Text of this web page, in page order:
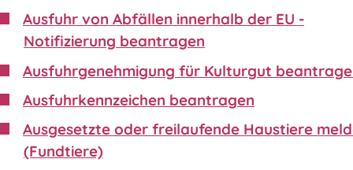
Ausfuhr von Abfällen innerhalb der EU -
Notifizierung beantragen
Ausfuhrgenehmigung für Kulturgut
Ausfuhrkennzeichen beantragen
Ausgesetzte oder freilaufende Haustiere
(Fundtiere)